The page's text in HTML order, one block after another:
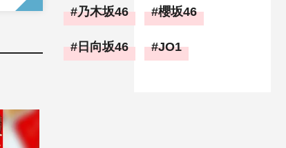
乃木坂46 櫻坂46
日向坂46 JO1